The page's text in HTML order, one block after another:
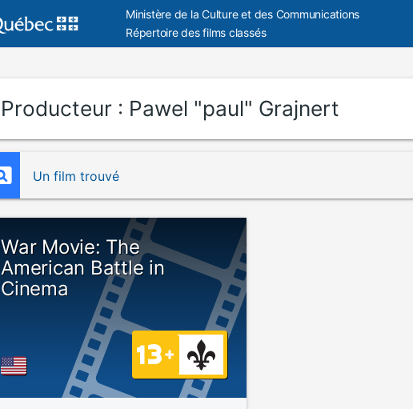
Ministère de la Culture et des Communications
Répertoire des films classés
Producteur : Pawel "paul" Grajnert
Un film trouvé
War Movie: The
American Battle in
Cinema